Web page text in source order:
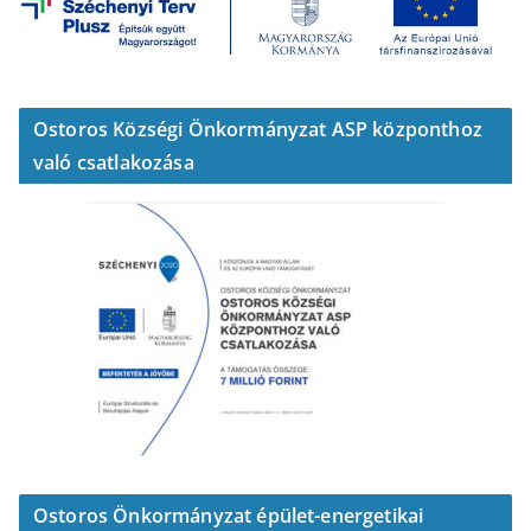
Ostoros Községi Önkormányzat ASP központhoz
való csatlakozása
Ostoros Önkormányzat épület-energetikai